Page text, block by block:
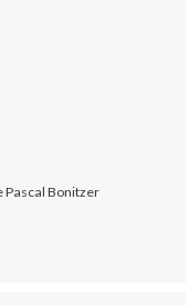
Pascal Bonitzer